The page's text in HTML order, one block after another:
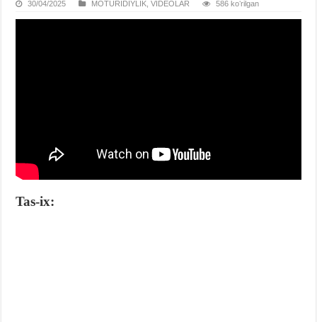
30/04/2025 MOTURIDIYLIK ,VIDЕOLAR 586 koʻrilgan
Tas-ix: